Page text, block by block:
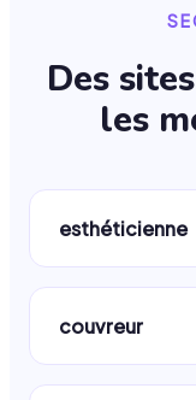
Des
les
esthéticienne
couvreur